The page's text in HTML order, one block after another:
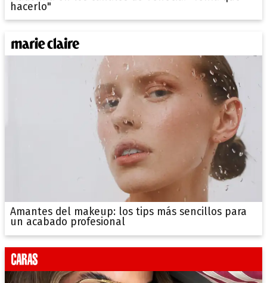
hacerlo"
Amantes del makeup: los tips más sencillos para
un acabado profesional